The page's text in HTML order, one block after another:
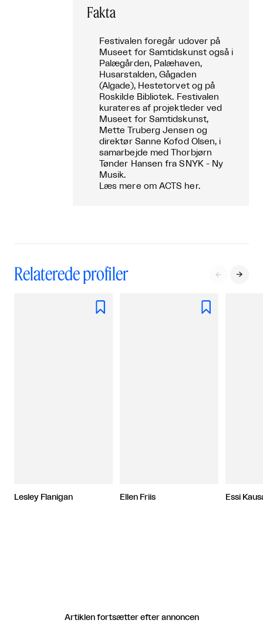
Fakta
Festivalen foregår udover på
Museet for Samtidskunst også i
Palægården, Palæhaven,
Husarstalden, Gågaden
(Algade), Hestetorvet og på
Roskilde Bibliotek. Festivalen
kurateres af projektleder ved
Museet for Samtidskunst,
Mette Truberg Jensen og
direktør Sanne Kofod Olsen, i
samarbejde med Thorbjørn
Tønder Hansen fra SNYK - Ny
Musik.
Læs mere om ACTS her.
Relaterede profiler  

Lesley Flanigan

Ellen Friis Essi
Artiklen fortsætter efter annoncen